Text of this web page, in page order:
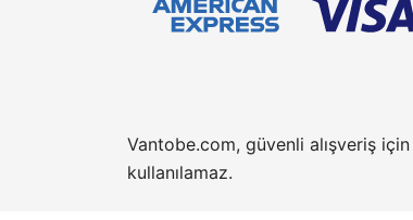
Vantobe.com, güvenli alışveriş
kullanılamaz.